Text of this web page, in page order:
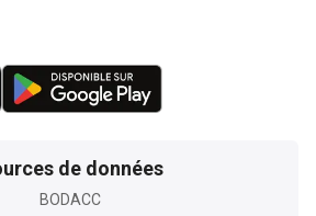
de données
BODACC